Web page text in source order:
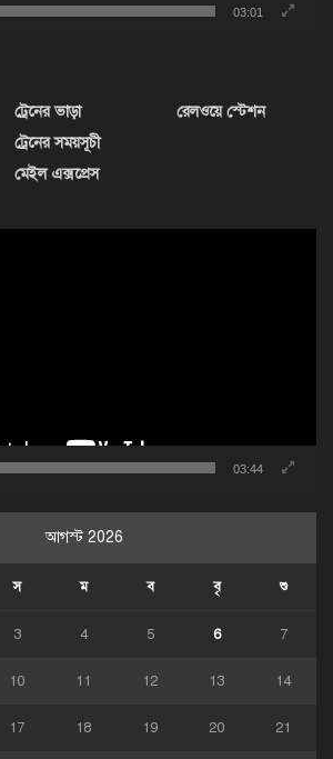
03:01
ট্রেনের ভাড়া
ট্রেনের সময়সূচী
মেইল এক্সপ্রেস
রেলওয়ে স্টেশন
03:44
আগস্ট 2026
স ম ব বৃ শু
3 4 5 6 7
10 11 12 13 14
17 18 19 20 21